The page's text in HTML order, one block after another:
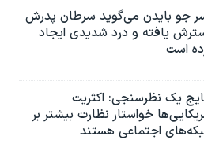
جو بایدن می‌گوید سرطان پدرش
یافته و درد شدیدی ایجاد
است
یک نظرسنجی: اکثریت
خواستار نظارت بیشتر بر
اجتماعی هستند